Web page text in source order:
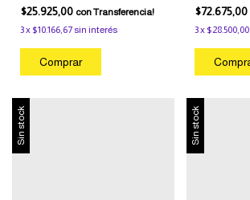
$25.925,00 conTransferencia!
3x $10.166,67sin interés
$72.675,00
3x $28.500,00
Sin stock Sin stock